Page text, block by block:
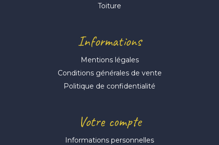
Votre compte
Informations personnelles
Toiture
Informations
Mentions légales
Conditions générales de vente
Politique de confidentialité